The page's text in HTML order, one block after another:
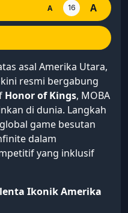
A 16 A
asal Amerika Utara,
resmi bergabung
Honor of Kings, MOBA
di dunia. Langkah
game besutan
dalam
yang inklusif
Ikonik Amerika